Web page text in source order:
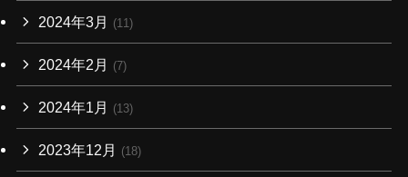
2024年3月 (11)
2024年2月 (7)
2024年1月 (13)
2023年12月 (18)